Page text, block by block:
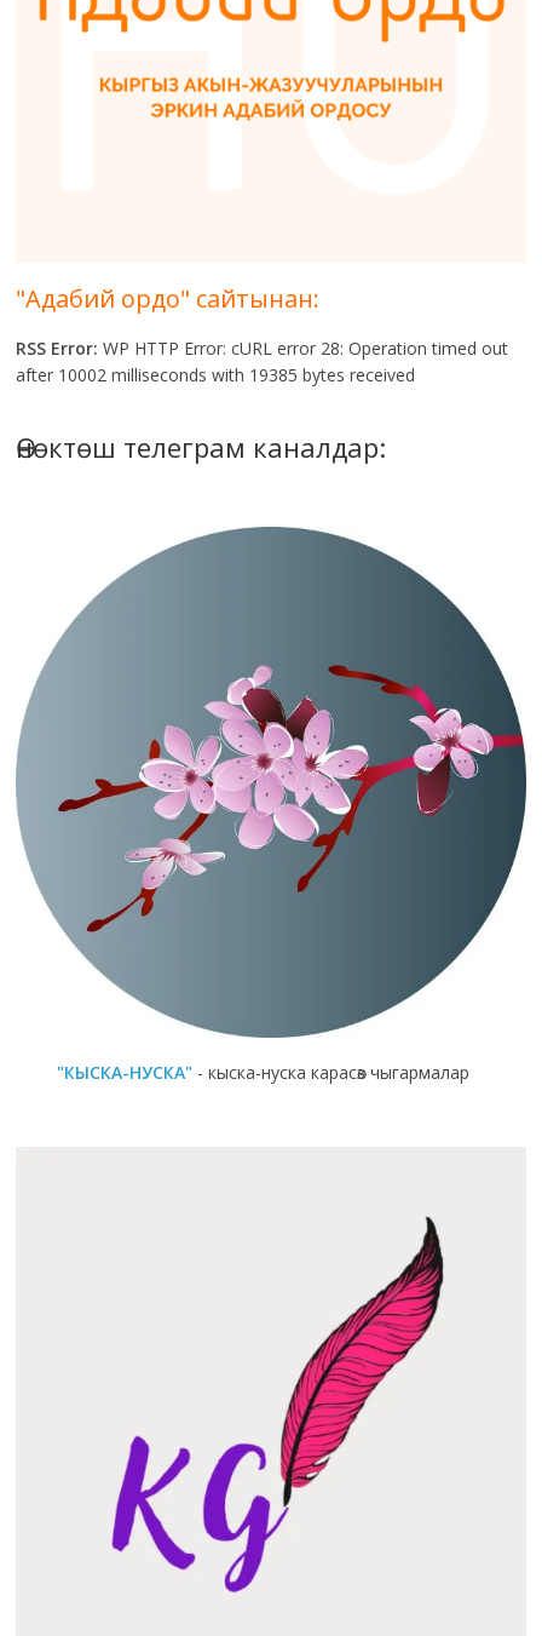
"Адабий ордо" сайтынан:
RSS Error: WP HTTP Error: cURL error 28: Operation timed out
after 10002 milliseconds with 19385 bytes received
Өнөктөш телеграм каналдар:
"КЫСКА-НУСКА" - кыска-нуска карасөз чыгармалар